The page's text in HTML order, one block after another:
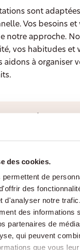
des cookies.
de
des
d'analyser notre
des informations
partenaires de
qui peuvent
que vous
sont
Vos besoins et
notre approche.
vos habitudes et
aidons à organiser
déménager en
médico-social.
lessive ou
les tâches